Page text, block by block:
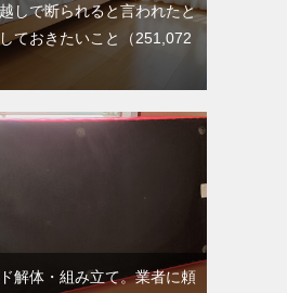
しで断られると言われたと
ておきたいこと
（251,072
解体・組み立て。業者に頼